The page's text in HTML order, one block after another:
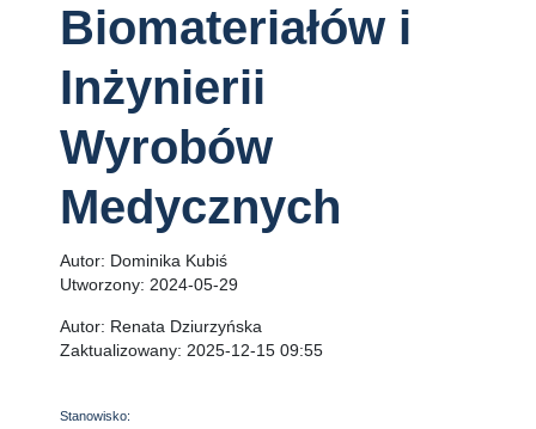
Biomateriałów i
Inżynierii
Wyrobów
Medycznych
Autor: Dominika Kubiś
Utworzony: 2024-05-29
Autor: Renata Dziurzyńska
Zaktualizowany: 2025-12-15 09:55
Stanowisko: